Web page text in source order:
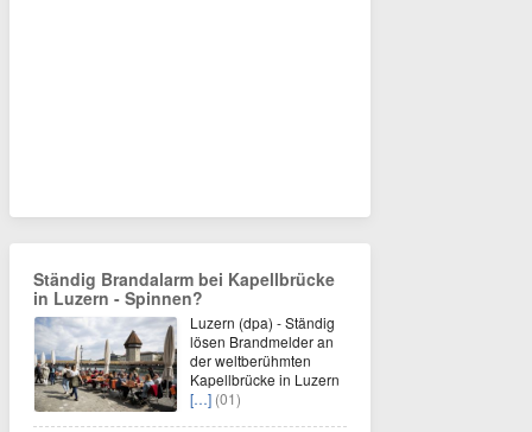
Ständig Brandalarm bei Kapellbrücke
in Luzern - Spinnen?
Luzern (dpa) - Ständig
lösen Brandmelder an
der weltberühmten
Kapellbrücke in Luzern
[…] (01)